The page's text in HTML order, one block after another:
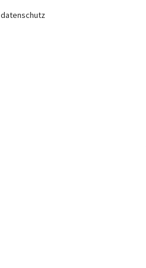
datenschutz